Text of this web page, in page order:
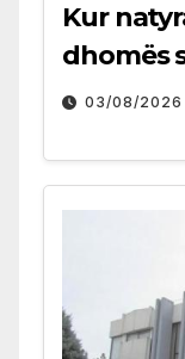
Kur
dhomës
03/08/2026